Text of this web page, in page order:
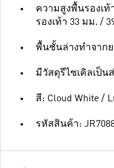
ความสูงพื้นรองเ
รองเท้า 33 มม. /
พื้นชั้นล่างทำจากย
มีวัสดุรีไซเคิลเป็น
สี: Cloud White /
รหัสสินค้า: